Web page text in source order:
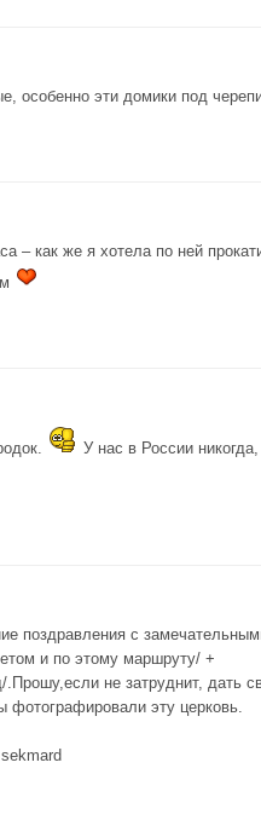
особенно эти домики под
– как же я хотела по ней
У нас в России
поздравления с
и по этому маршруту/ +
не затруднит, дать
фотографировали эту церковь.